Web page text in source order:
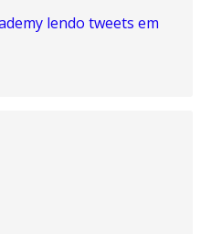
lendo tweets em